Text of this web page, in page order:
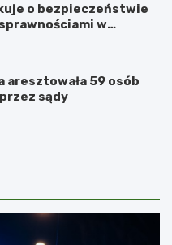
o bezpieczeństwie
w
aresztowała 59 osób
sądy